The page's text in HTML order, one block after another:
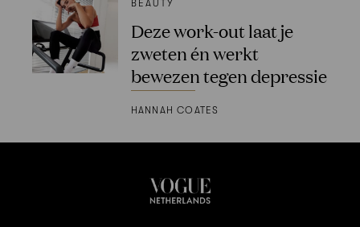
BEAUTY
Deze work-out laat je
zweten én werkt
bewezen tegen depressie
HANNAH COATES